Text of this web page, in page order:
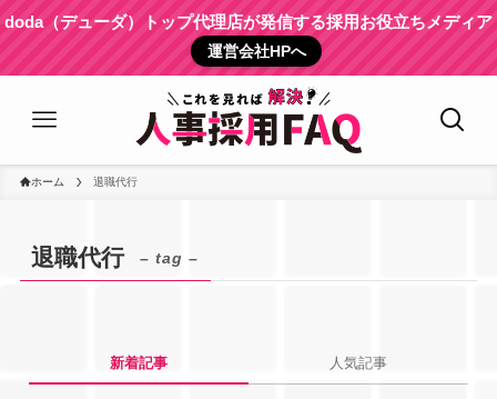
doda（デューダ）トップ代理店が発信する採用お役立ちメディア
運営会社HPへ
ホーム 退職代行
退職代行 – tag –
新着記事 人気記事